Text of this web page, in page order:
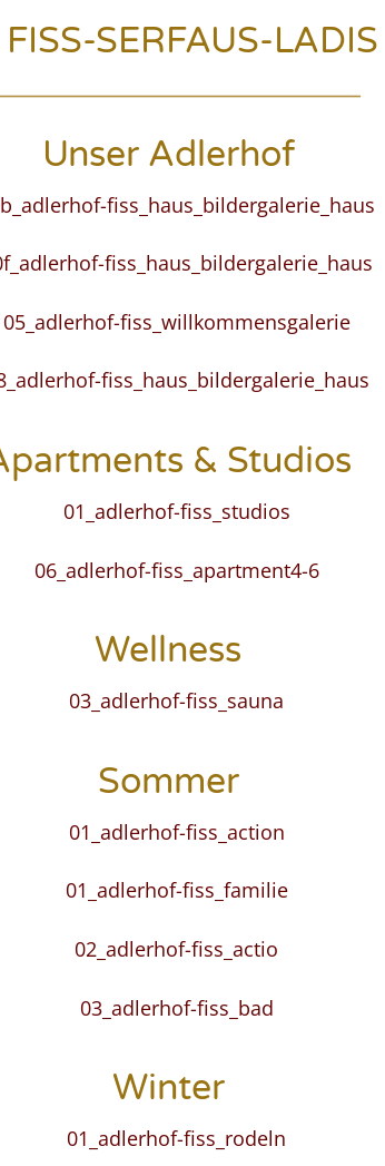
SERFAUS-LADIS
Unser Adlerhof
& Studios
Wellness
Sommer
Winter